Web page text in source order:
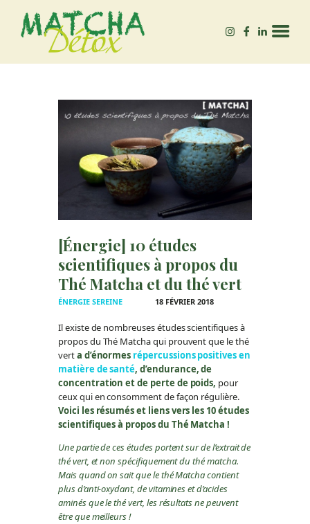
MATCHA-DÉTOX
Autrice – Experte en Matcha bio, & bien-être 🌱
QUEL MATCHA ACHETER
BLOG
[Énergie] 10 études
scientifiques à propos du
Thé Matcha et du thé vert
ÉNERGIE SEREINE 18 FÉVRIER 2018
Il existe de nombreuses études scientifiques à
propos du Thé Matcha qui prouvent que le thé
verta d’énormes répercussions positives en
matière de santé, d’endurance, de
concentration et de perte de poids, pour
ceux qui en consomment de façon régulière.
Voici les résumés et liens vers les 10 études
scientifiques à propos du Thé Matcha !
Une partie de ces études portent sur de l’extrait de
thé vert, et non spécifiquement du thé matcha.
Mais quand on sait que le thé Matcha contient
plus d’anti-oxydant, de vitamines et d’acides
aminés que le thé vert, les résultats ne peuvent
être que meilleurs !